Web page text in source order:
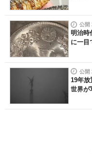
公開
明治時
に一目
公開
19年
世界が